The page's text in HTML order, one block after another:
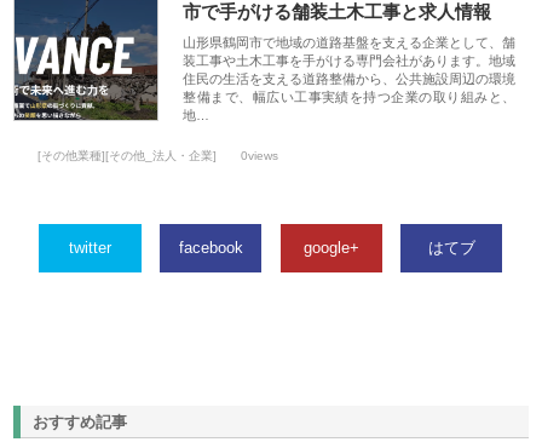
市で手がける舗装土木工事と求人情報
山形県鶴岡市で地域の道路基盤を支える企業として、舗
装工事や土木工事を手がける専門会社があります。地域
住民の生活を支える道路整備から、公共施設周辺の環境
整備まで、幅広い工事実績を持つ企業の取り組みと、
地…
[その他業種][その他_法人・企業] 0views
twitter facebook google+ はてブ
おすすめ記事